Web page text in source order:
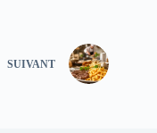
SUIVANT